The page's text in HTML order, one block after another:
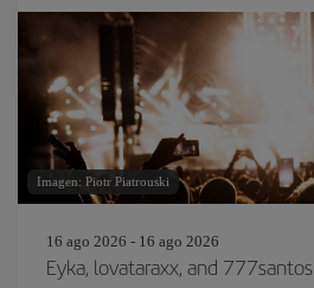
Imagen: Piotr Piatrouski
16 ago 2026 - 16 ago 2026
Eyka, lovataraxx, and 777santos